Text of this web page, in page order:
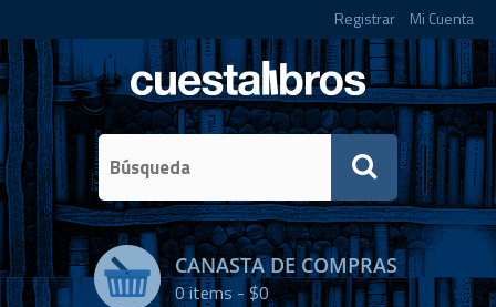
Registrar Mi Cuenta
CANASTA DE COMPRAS
0items -$0